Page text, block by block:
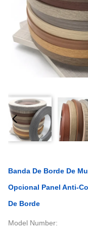
Banda De Borde De
Opcional Panel Anti-
De Borde
Model Number: